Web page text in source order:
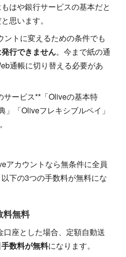
はや銀行サービスの基本だと
思います。
ントに変えるための条件でも
行できません。今まで紙の通
通帳に切り替える必要があ
サービス**「Oliveの基本特
」「Oliveフレキシブルペイ」
アカウントなら無条件に全員
下の3つの手数料が無料にな
料無料
座とした場合、定額自動送
数料が無料になります。